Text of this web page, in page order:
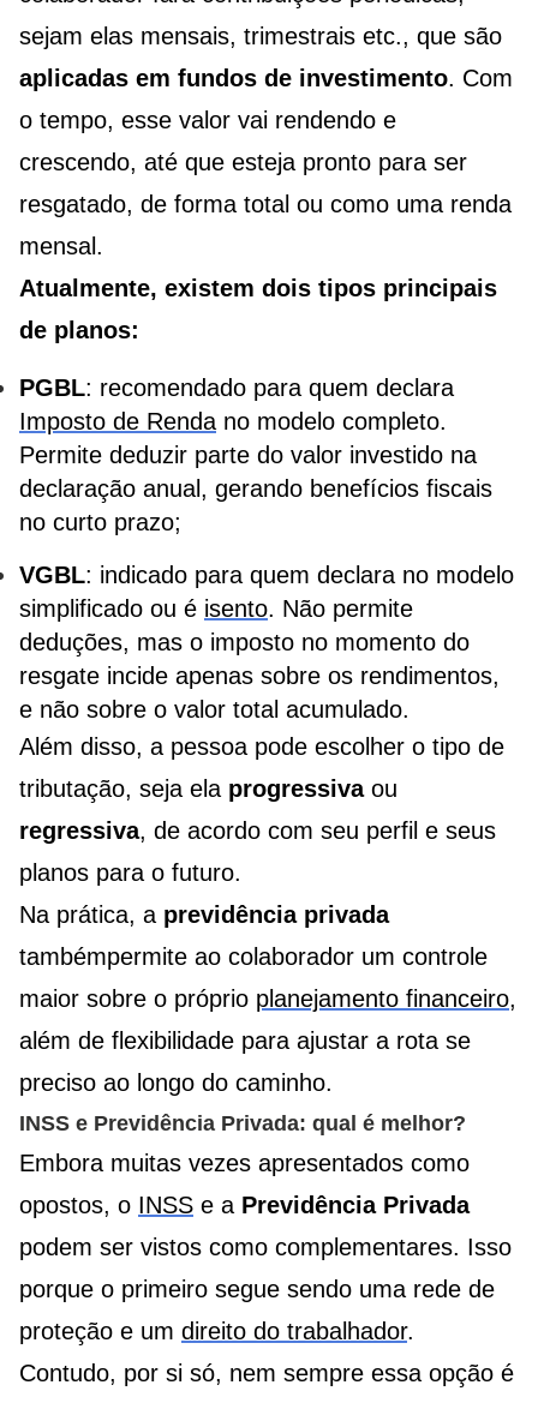
sejam elas mensais, trimestrais etc., que são
aplicadas em fundos de investimento. Com
o tempo, esse valor vai rendendo e
crescendo, até que esteja pronto para ser
resgatado, de forma total ou como uma renda
mensal.
Atualmente, existem dois tipos principais
de planos:
PGBL: recomendado para quem declara
Imposto de Renda no modelo completo.
Permite deduzir parte do valor investido na
declaração anual, gerando benefícios fiscais
no curto prazo;
VGBL: indicado para quem declara no modelo
simplificado ou é isento. Não permite
deduções, mas o imposto no momento do
resgate incide apenas sobre os rendimentos,
e não sobre o valor total acumulado.
Além disso, a pessoa pode escolher o tipo de
tributação, seja ela progressiva ou
regressiva, de acordo com seu perfil e seus
planos para o futuro.
Na prática, a previdência privada
tambémpermite ao colaborador um controle
maior sobre o próprio planejamento financeiro,
além de flexibilidade para ajustar a rota se
preciso ao longo do caminho.
INSS e Previdência Privada: qual é melhor?
Embora muitas vezes apresentados como
opostos, o INSS e a Previdência Privada
podem ser vistos como complementares. Isso
porque o primeiro segue sendo uma rede de
proteção e um direito do trabalhador.
Contudo, por si só, nem sempre essa opção é